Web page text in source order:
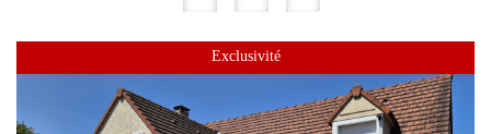
Exclusivité